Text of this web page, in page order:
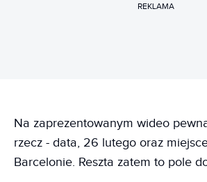
REKLAMA
Na zaprezentowanym wideo
rzecz - data, 26 lutego oraz
Barcelonie. Reszta zatem to pole